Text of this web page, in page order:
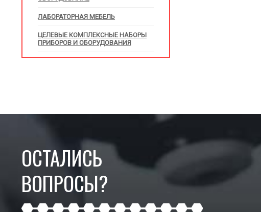
ЛАБОРАТОРНАЯ МЕБЕЛЬ
ЦЕЛЕВЫЕ КОМПЛЕКСНЫЕ НАБОРЫ
ПРИБОРОВ И ОБОРУДОВАНИЯ
ОСТАЛИСЬ
ВОПРОСЫ?